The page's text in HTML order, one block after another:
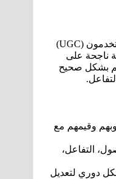
المبدعين والمحتوى الذي ينشئه المستخدمون (UGC)
ناجحة على
بشكل صحيح
وقيمهم مع
التفاعل،
دوري لتعديل